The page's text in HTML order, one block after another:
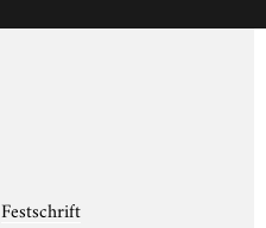
Festschrift